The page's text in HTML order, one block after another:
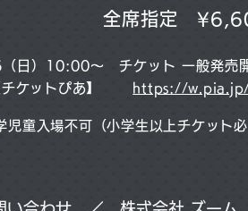
全席指定
日）10:00～ チケット 一般発売
チケットぴあ】
https://
児童入場不可（小学生以上チケット